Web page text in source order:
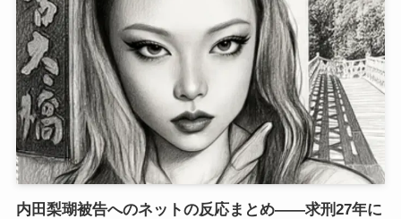
内田梨瑚被告へのネットの反応まとめ――求刑27年に